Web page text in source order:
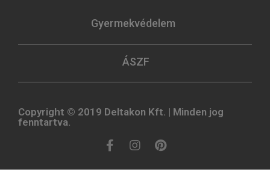
Gyermekvédelem
ÁSZF
Copyright © 2019 Deltakon Kft. | Minden jog
fenntartva.​